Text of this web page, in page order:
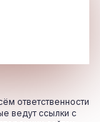
ответственности
ведут ссылки с